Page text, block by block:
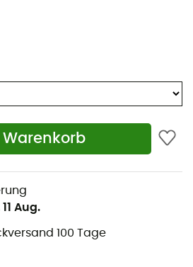
Warenkorb
11 Aug.
100 Tage